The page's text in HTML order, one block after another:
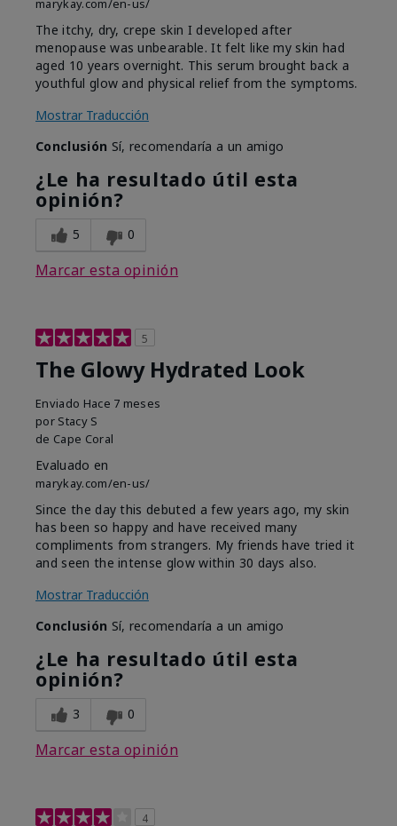
marykay.com/en-us/
The itchy, dry, crepe skin I developed after
menopause was unbearable. It felt like my skin had
aged 10 years overnight. This serum brought back a
youthful glow and physical relief from the symptoms.
Mostrar Traducción
Conclusión Sí, recomendaría a un amigo
¿Le ha resultado útil esta
opinión?
5 0
Marcar esta opinión
5
The Glowy Hydrated Look
Enviado Hace 7 meses
por Stacy S
de Cape Coral
Evaluado en
marykay.com/en-us/
Since the day this debuted a few years ago, my skin
has been so happy and have received many
compliments from strangers. My friends have tried it
and seen the intense glow within 30 days also.
Mostrar Traducción
Conclusión Sí, recomendaría a un amigo
¿Le ha resultado útil esta
opinión?
3 0
Marcar esta opinión
4